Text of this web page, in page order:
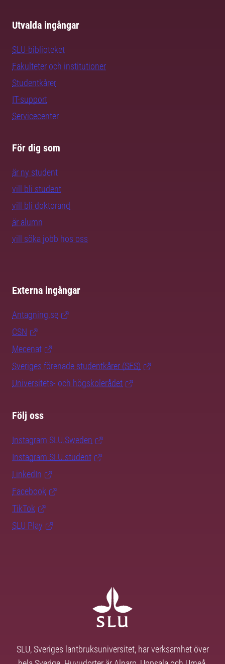
Utvalda ingångar
SLU-biblioteket
Fakulteter och institutioner
Studentkårer
IT-support
Servicecenter
För dig som
är ny student
vill bli student
vill bli doktorand
är alumn
vill söka jobb hos oss
Externa ingångar
Antagning.se
CSN
Mecenat
Sveriges förenade studentkårer (SFS)
Universitets- och högskolerådet
Följ oss
Instagram SLU.Sweden
Instagram SLU.student
LinkedIn
Facebook
TikTok
SLU Play
SLU, Sveriges lantbruksuniversitet, har verksamhet över